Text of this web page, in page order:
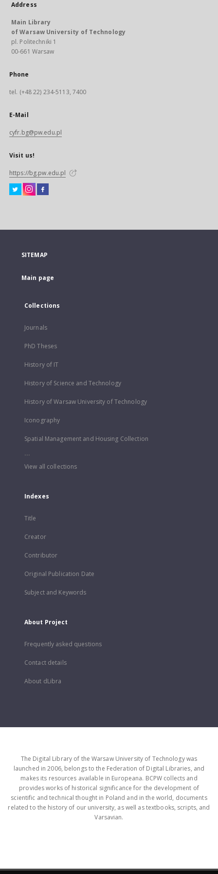
Address
Main Library
of Warsaw University of Technology
pl. Politechniki 1
00-661 Warsaw
Phone
tel. (+48 22) 234-5113, 7400
E-Mail
cyfr.bg@pw.edu.pl
Visit us!
https://bg.pw.edu.pl
SITEMAP
Main page
Collections
Journals
PhD Theses
History of IT
History of Science and Technology
History of Warsaw University of Technology
Iconography
Spatial Management and Housing Collection
...
View all collections
Indexes
Title
Creator
Contributor
Original Publication Date
Subject and Keywords
About Project
Frequently asked questions
Contact details
About dLibra
The Digital Library of the Warsaw University of Technology was
launched in 2006, belongs to the Federation of Digital Libraries, and
makes its resources available in Europeana. BCPW collects and
provides works of historical significance for the development of
scientific and technical thought in Poland and in the world, documents
related to the history of our university, as well as textbooks, scripts, and
Varsavian.